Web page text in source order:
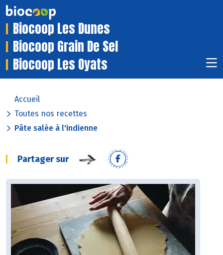
Biocoop Les Dunes
Biocoop Grain De Sel
Biocoop Les Oyats
Accueil
Toutes nos recettes
Pâte salée à l'indienne
Partager sur